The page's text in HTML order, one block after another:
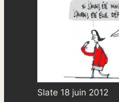
Slate 18 juin 2012